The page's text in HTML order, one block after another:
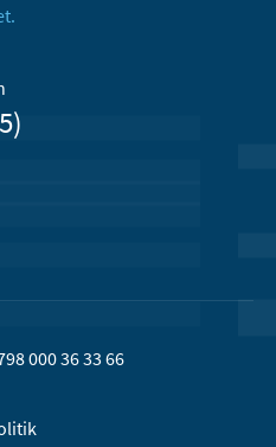
000 36 33 66